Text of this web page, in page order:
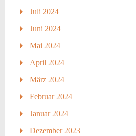
Juli 2024
Juni 2024
Mai 2024
April 2024
März 2024
Februar 2024
Januar 2024
Dezember 2023